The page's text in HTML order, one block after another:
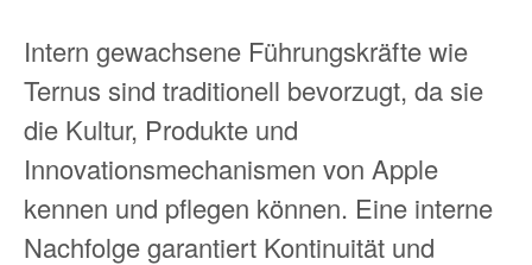
Intern gewachsene Führungskräfte wie
Ternus sind traditionell bevorzugt, da sie
die Kultur, Produkte und
Innovationsmechanismen von Apple
kennen und pflegen können. Eine interne
Nachfolge garantiert Kontinuität und